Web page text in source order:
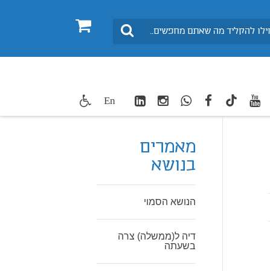
0 חיפוש
twitter
youtube
TikTok
facebook
WhatsApp
Instagram
LinkedIn
En
מאמרים
בנושא
הנושא הסמוי
דיה ל(ממשלה) צרה
בשעתה